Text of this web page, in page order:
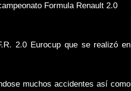
Formula Renault 2.0
2.0 Eurocup que se realizó en
muchos accidentes así como